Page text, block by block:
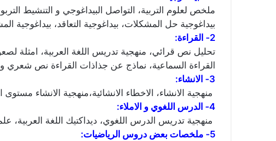
ملخص لعلوم التربية، التواصل البيداغوجي و التنشيط
بيداغوجية حل المشكلات، بيداغوجية التعاقد، بيداغوجية
2- القراءة:
تحليل نص قرائي، منهجية تدريس اللغة العربية، امثلة
القراءة السماعية، نماذج عن جذاذات القراءة نص شعري
3- الانشاء:
منهجية الانشاء، الاخطاء الانشائية،منهجية الانشاء
4- الدرس اللغوي و الاملاء:
منهجية تدريس الدرس اللغوي، ديداكتيك اللغة
5- ملخصات بعض دروس الرياضيات: